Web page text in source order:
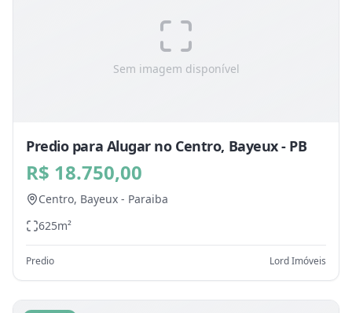
Sem imagem disponível
Predio para Alugar no Centro, Bayeux - PB
R$ 18.750,00
Centro, Bayeux - Paraiba
625m²
Predio Lord Imóveis